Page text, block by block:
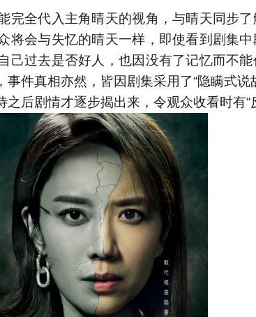
完全代入主角晴天的视角，与晴天同步
将会与失忆的晴天一样，即使看到剧集
己过去是否好人，也因没有了记忆而不
件真相亦然，皆因剧集采用了“隐瞒式说
后剧情才逐步揭出来，令观众收看时有“